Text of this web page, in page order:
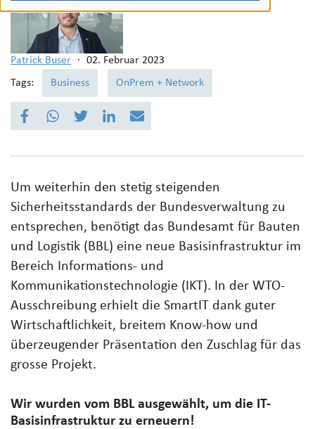
Patrick Buser ·
02. Februar 2023
Tags:
Business OnPrem + Network
Um weiterhin den stetig steigenden
Sicherheitsstandards der Bundesverwaltung zu
entsprechen, benötigt das Bundesamt für Bauten
und Logistik (BBL) eine neue Basisinfrastruktur im
Bereich Informations- und
Kommunikationstechnologie (IKT). In der WTO-
Ausschreibung erhielt die SmartIT dank guter
Wirtschaftlichkeit, breitem Know-how und
überzeugender Präsentation den Zuschlag für das
grosse Projekt.
Wir wurden vom BBL ausgewählt, um die IT-
Basisinfrastruktur zu erneuern!